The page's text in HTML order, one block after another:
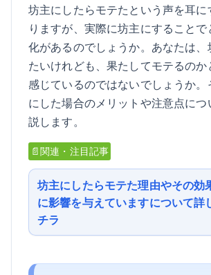
坊主にしたらモテたという声を耳に
りますが、実際に坊主にすること
化があるのでしょうか。あなたは、
たいけれども、果たしてモテるのか
感じているのではないでしょうか。
にした場合のメリットや注意点に
説します。
📄関連・注目記事
坊主にしたらモテた理由やその効
に影響を与えていますについて詳
チラ